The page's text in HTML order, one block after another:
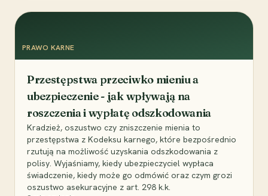
PRAWO KARNE
Przestępstwa przeciwko mieniu a
ubezpieczenie - jak wpływają na
roszczenia i wypłatę odszkodowania
Kradzież, oszustwo czy zniszczenie mienia to
przestępstwa z Kodeksu karnego, które bezpośrednio
rzutują na możliwość uzyskania odszkodowania z
polisy. Wyjaśniamy, kiedy ubezpieczyciel wypłaca
świadczenie, kiedy może go odmówić oraz czym grozi
oszustwo asekuracyjne z art. 298 k.k.